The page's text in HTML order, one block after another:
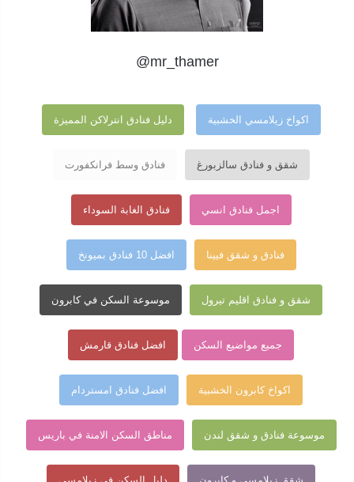
mr_thamer@
اكواخ زيلامسي الخشبية دليل فنادق انترلاكن المميزة
شقق و فنادق سالزبورغ فنادق وسط فرانكفورت
اجمل فنادق انسي فنادق الغابة السوداء
فنادق و شقق فيينا افضل 10 فنادق بميونخ
شقق و فنادق اقليم تيرول موسوعة السكن في كابرون
جميع مواضيع السكن افضل فنادق قارمش
اكواخ كابرون الخشبية افضل فنادق امستردام
موسوعة فنادق و شقق لندن مناطق السكن الامنة في باريس